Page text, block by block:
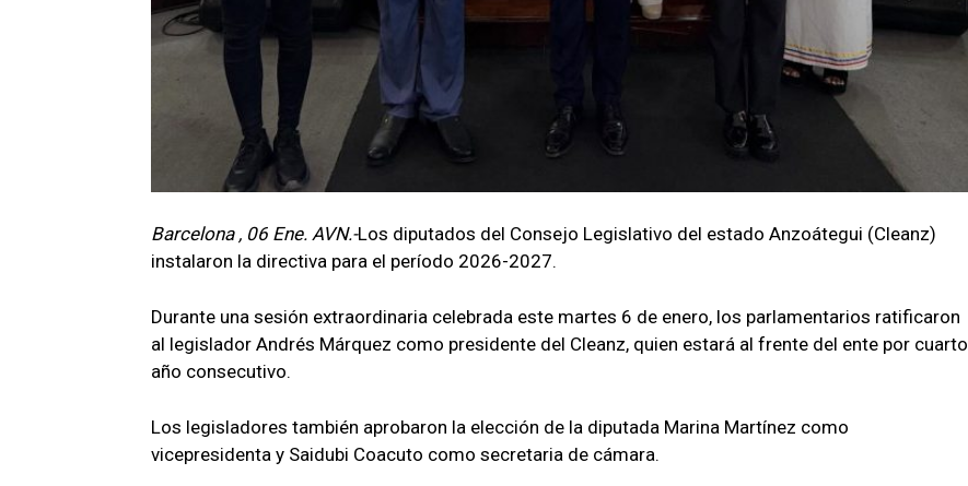
Barcelona , 06 Ene. AVN.-Los diputados del Consejo Legislativo del estado Anzoátegui (Cleanz)
instalaron la directiva para el período 2026-2027.
Durante una sesión extraordinaria celebrada este martes 6 de enero, los parlamentarios ratificaron
al legislador Andrés Márquez como presidente del Cleanz, quien estará al frente del ente por cuarto
año consecutivo.
Los legisladores también aprobaron la elección de la diputada Marina Martínez como
vicepresidenta y Saidubi Coacuto como secretaria de cámara.